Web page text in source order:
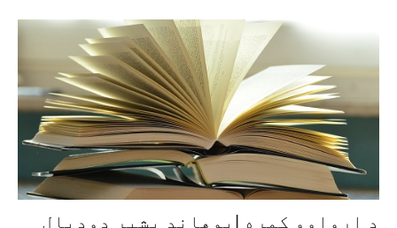
د ارواوو کمره |پوهاند بشیر دودیال